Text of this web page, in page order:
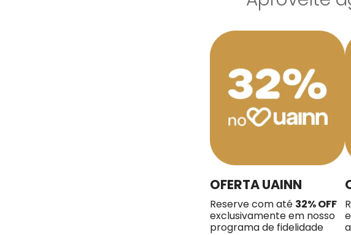
OFERTA UAINN
Reserve com até 32% OFF
exclusivamente em nosso
programa de fidelidade